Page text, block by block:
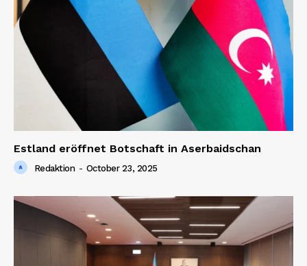
Estland eröffnet Botschaft in Aserbaidschan
Redaktion - October 23, 2025